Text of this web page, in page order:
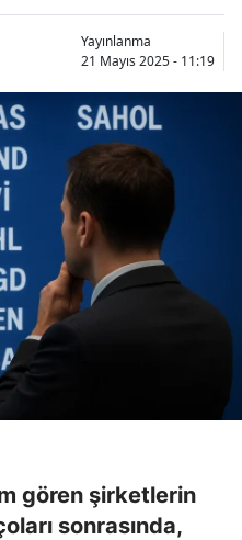
Yayınlanma
21 Mayıs 2025 - 11:19
gören şirketlerin
sonrasında,